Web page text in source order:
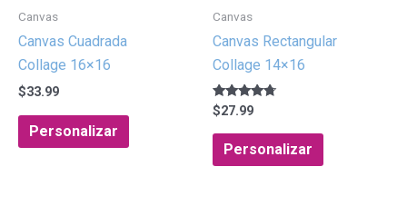
Canvas
Canvas Cuadrada
Collage 16×16
$33.99
Personalizar
Canvas
Canvas Rectangular
Collage 14×16
Valorado
con
4.50
de 5
$27.99
Personalizar